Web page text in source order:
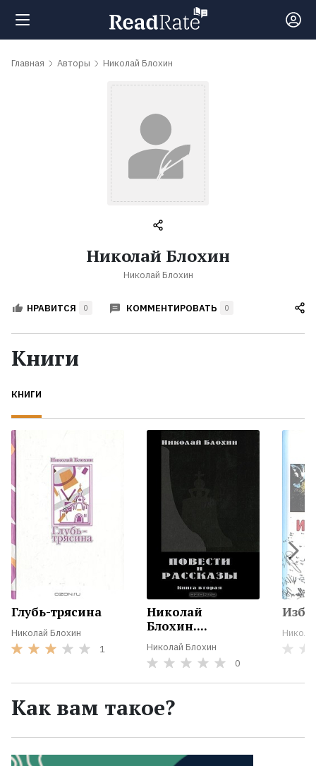
Поиск
обсуждаемые
Авторы
Жанры
Экранизации
Коллекции
Главная Авторы Николай Блохин
Николай Блохин
Николай Блохин
НРАВИТСЯ 0 КОММЕНТИРОВАТЬ 0
Книги
КНИГИ
Глубь-трясина
Николай Блохин
1
Николай
Блохин....
Николай Блохин
0
Как вам такое?